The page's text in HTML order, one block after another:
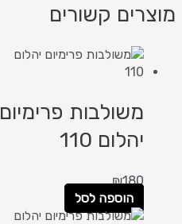
מוצרים קשורים
משולבות פרימיום
יהלום 110
₪180
הוספה לסל